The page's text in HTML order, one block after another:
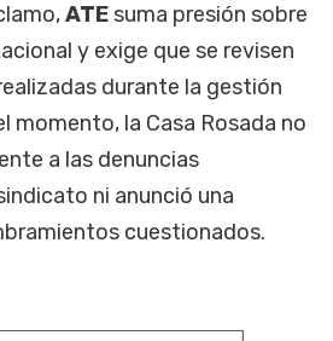
ATE suma presión sobre
y exige que se revisen
durante la gestión
momento, la Casa Rosada no
a las denuncias
ni anunció una
cuestionados.